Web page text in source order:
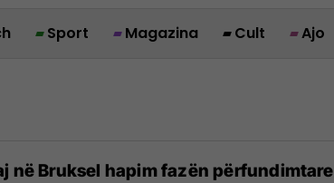
Sport Magazina Cult Ajo
në Bruksel hapim fazën përfundimtare